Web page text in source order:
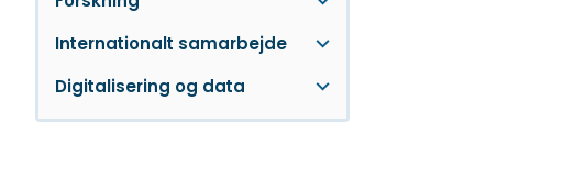
Internationalt samarbejde
Digitalisering og data